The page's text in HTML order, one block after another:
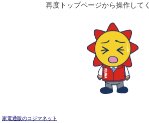
再度トップページから操作して
家電通販のコジマネット